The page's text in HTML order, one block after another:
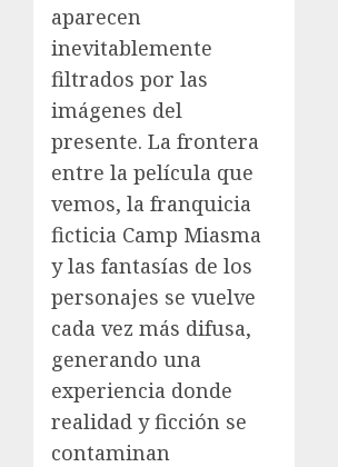
aparecen
inevitablemente
filtrados por las
imágenes del
presente. La frontera
entre la película que
vemos, la franquicia
ficticia Camp Miasma
y las fantasías de los
personajes se vuelve
cada vez más difusa,
generando una
experiencia donde
realidad y ficción se
contaminan